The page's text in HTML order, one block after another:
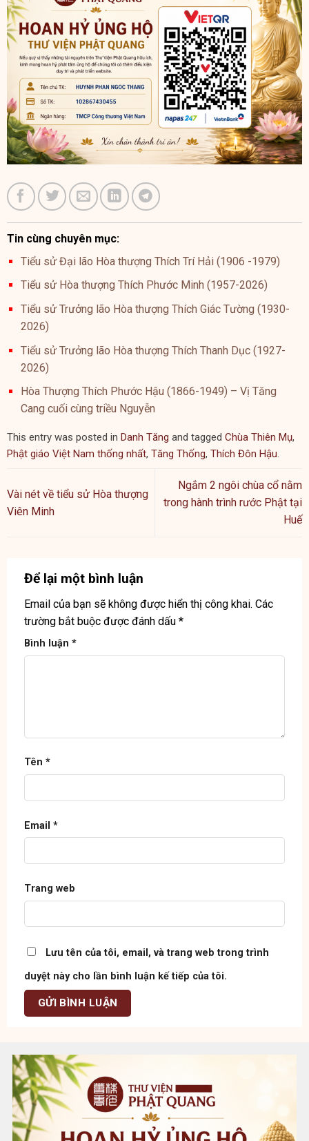
Tin cùng chuyên mục:
Tiểu sử Đại lão Hòa thượng Thích Trí Hải (1906 -1979)
Tiểu sử Hòa thượng Thích Phước Minh (1957-2026)
Tiểu sử Trưởng lão Hòa thượng Thích Giác Tường (1930-
2026)
Tiểu sử Trưởng lão Hòa thượng Thích Thanh Dục (1927-
2026)
Hòa Thượng Thích Phước Hậu (1866-1949) – Vị Tăng
Cang cuối cùng triều Nguyễn
This entry was posted in Danh Tăng and tagged Chùa Thiên Mụ,
Phật giáo Việt Nam thống nhất, Tăng Thống, Thích Đôn Hậu.
Vài nét về tiểu sử Hòa thượng
Viên Minh
Ngắm 2 ngôi chùa cổ nằm
trong hành trình rước Phật tại
Huế
Để lại một bình luận
Email của bạn sẽ không được hiển thị công khai. Các
trường bắt buộc được đánh dấu *
Bình luận *
Tên *
Email *
Trang web
Lưu tên của tôi, email, và trang web trong trình
duyệt này cho lần bình luận kế tiếp của tôi.